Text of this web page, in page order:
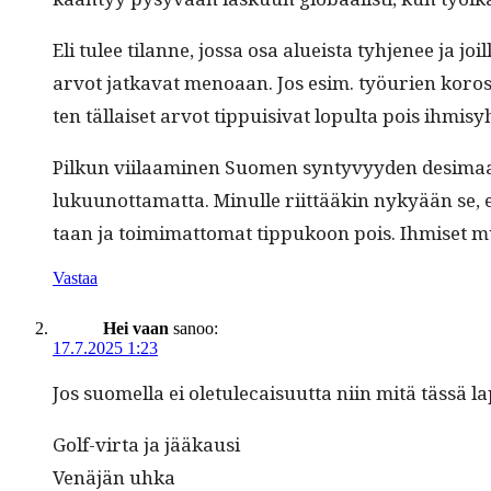
Eli tulee tilanne, jos­sa osa alueista tyh­je­nee ja
arvot jatka­vat menoaan. Jos esim. työurien
ten täl­laiset arvot tip­puisi­vat lop­ul­ta pois
Pilkun viilaami­nen Suomen syn­tyvyy­den
luku­unot­ta­mat­ta. Min­ulle riit­tääkin nykyään
taan ja toim­i­mat­tomat tip­pukoon pois. Ihmiset
Vastaa
Hei vaan sanoo:
17.7.2025 1:23
Jos suomel­la ei ole­tule­caisu­ut­ta niin mitä tässä
Golf-vir­ta ja jääkausi
Venäjän uhka